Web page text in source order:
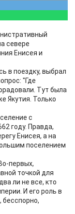
севере
Енисея и
в поездку, выбрал
"Где
Тут была
Якутия. Только
с
году. Правда,
Енисея, а на
поселением
первых,
точкой для
ли не все, кто
И его роль в
бесспорно,